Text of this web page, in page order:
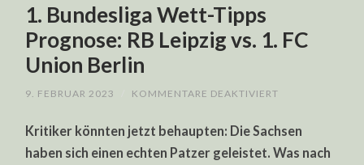
1. Bundesliga Wett-Tipps
Prognose: RB Leipzig vs. 1. FC
Union Berlin
9. FEBRUAR 2023 KOMMENTARE DEAKTIVIERT
WETT-
PROGNOSE:
Kritiker könnten jetzt behaupten: Die Sachsen
haben sich einen echten Patzer geleistet. Was nach